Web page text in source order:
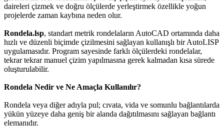
daireleri çizmek ve doğru ölçülerde yerleştirmek özellikle yoğun
projelerde zaman kaybına neden olur.
Rondela.lsp, standart metrik rondelaların AutoCAD ortamında daha
hızlı ve düzenli biçimde çizilmesini sağlayan kullanışlı bir AutoLISP
uygulamasıdır. Program sayesinde farklı ölçülerdeki rondelalar,
tekrar tekrar manuel çizim yapılmasına gerek kalmadan kısa sürede
oluşturulabilir.
Rondela Nedir ve Ne Amaçla Kullanılır?
Rondela veya diğer adıyla pul; cıvata, vida ve somunlu bağlantılarda
yükün yüzeye daha geniş bir alanda dağıtılmasını sağlayan bağlantı
elemanıdır.